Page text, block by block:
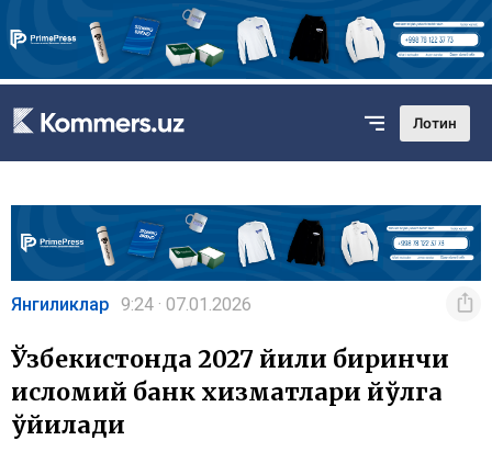
Лотин
Янгиликлар 9:24 · 07.01.2026
Ўзбекистонда 2027 йили биринчи
исломий банк хизматлари йўлга
қўйилади